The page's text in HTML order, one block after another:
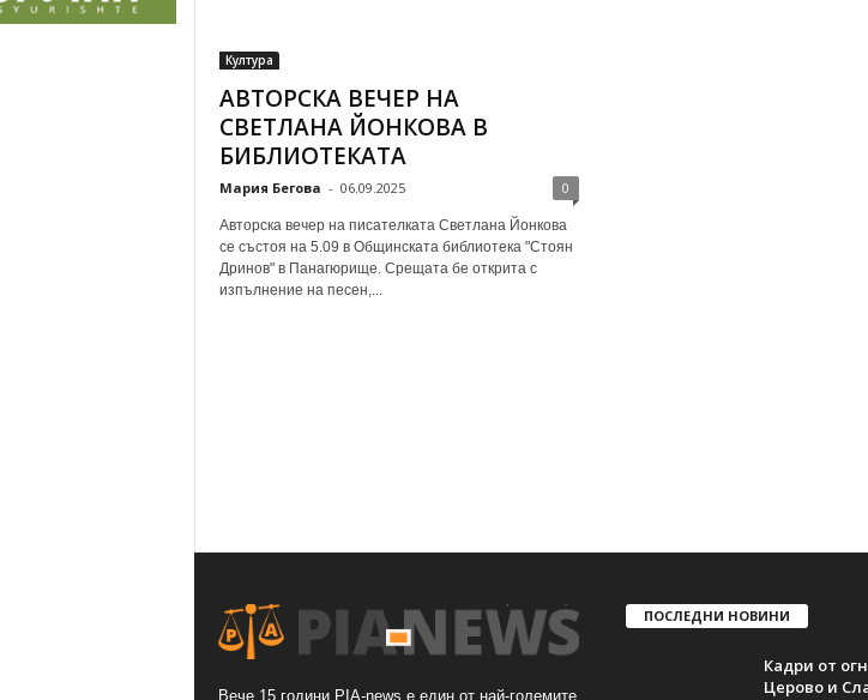
Култура
АВТОРСКА ВЕЧЕР НА
СВЕТЛАНА ЙОНКОВА В
БИБЛИОТЕКАТА
Мария Бегова - 06.09.2025 0
Авторска вечер на писателката Светлана Йонкова
се състоя на 5.09 в Общинската библиотека "Стоян
Дринов" в Панагюрище. Срещата бе открита с
изпълнение на песен,...
Вече 15 години PIA-news е един от най-големите
ПОСЛЕДНИ НОВИНИ
Кадри от
Церово и